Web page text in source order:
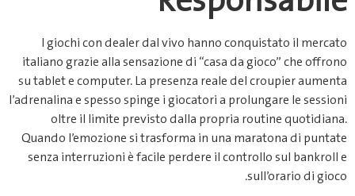
I giochi con dealer dal vivo hanno conquistato il mercato
italiano grazie alla sensazione di “casa da gioco” che offrono
su tablet e computer. La presenza reale del croupier aumenta
l’adrenalina e spesso spinge i giocatori a prolungare le sessioni
oltre il limite previsto dalla propria routine quotidiana.
Quando l’emozione si trasforma in una maratona di puntate
senza interruzioni è facile perdere il controllo sul bankroll e
sull’orario di gioco.